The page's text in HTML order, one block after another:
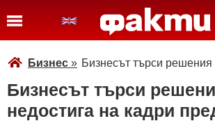
Бизнес » Бизнесът търси решения
Бизнесът търси
недостига на кадри